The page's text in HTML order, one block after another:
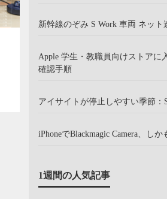
新幹線のぞみ S Work 車両 ネット
Apple 学生・教職員向けストアに
確認手順
アイサイトが停止しやすい季節：
iPhoneでBlackmagic Camera、しか
1週間の人気記事